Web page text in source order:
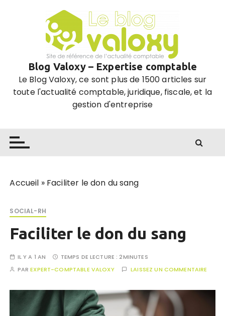
Blog Valoxy – Expertise comptable
Le Blog Valoxy, ce sont plus de 1500 articles sur
toute l'actualité comptable, juridique, fiscale, et la
gestion d'entreprise
Accueil » Faciliter le don du sang
SOCIAL-RH
Faciliter le don du sang
IL Y A 1 AN TEMPS DE LECTURE :2MINUTES
PAREXPERT-COMPTABLE VALOXY LAISSEZ UN COMMENTAIRE